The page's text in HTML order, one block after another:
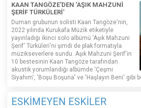
KAAN TANGÖZE'DEN 'AŞIK MAHZUNİ
ŞERİF TÜRKÜLERİ'
Duman grubunun solisti Kaan Tangöze'nin,
2022 yılında Kurukafa Müzik etiketiyle
yayınladığı ikinci solo albümü 'Aşık Mahzuni
Şerif' Türküleri'ni şimdi de plak formatıyla
müzikseverlere sundu. Aşık Mahzuni Şerif'in
10 bestesinin Kaan Tangöze tarafından
akustik yorumlandığı albümde 'Çeşmi
Siyahım', 'Boşu Boşuna' ve 'Haşlayın Beni' gibi
ESKİMEYEN ESKİLER